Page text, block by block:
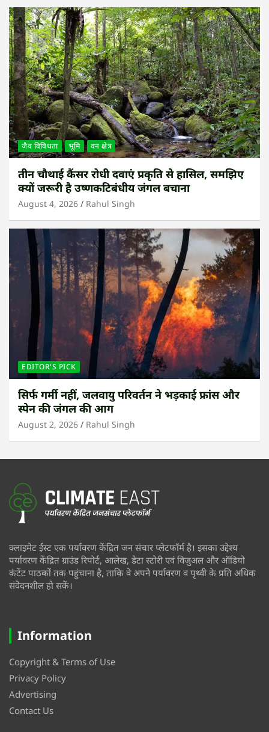
जैव विविधता भूमि वन क्षेत्र
तीन चौथाई कैंसर रोधी दवाएं प्रकृति से हासिल, समझिए
क्यों जरूरी है उष्णकटिबंधीय जंगल बचाना
August 4, 2026 Rahul Singh
EDITOR'S PICK
सिर्फ गर्मी नहीं, जलवायु परिवर्तन ने भड़काई फ्रांस और
स्पेन की जंगल की आग
August 2, 2026 Rahul Singh
क्लाइमेट ईस्ट एक पर्यावरण केंद्रित जन संचार प्लेटफॉर्म है। इसका उद्देश्य
पर्यावरण केंद्रित ग्राउंड रिपोर्ट, आलेख, डेटा स्टोरी एवं विजुअल और ऑडियो
कंटेंट पाठकों तक पहुंचाना है, ताकि वे अपने पर्यावरण व पृथ्वी के प्रति अधिक
संवेदनशील हो सकें।
Information
Copyright & Terms of Use
Privacy Policy
Advertising
Contact Us